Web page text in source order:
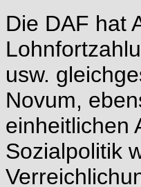
Die DAF hat
usw.
Novum,
einheitlichen
Sozialpolitik